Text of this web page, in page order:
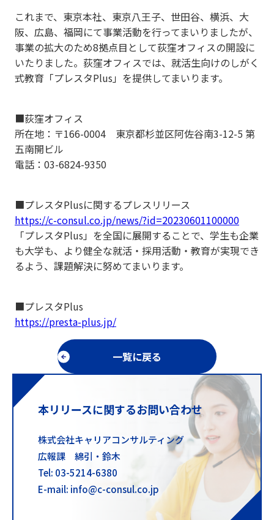
これまで、東京本社、東京八王子、世田谷、横浜、大
阪、広島、福岡にて事業活動を行ってまいりましたが、
事業の拡大のため8拠点目として荻窪オフィスの開設に
いたりました。荻窪オフィスでは、就活生向けのしがく
式教育「プレスタPlus」を提供してまいります。
■荻窪オフィス
所在地：〒166-0004 東京都杉並区阿佐谷南3-12-5 第
五南開ビル
電話：03-6824-9350
■プレスタPlusに関するプレスリリース
https://c-consul.co.jp/news/?id=20230601100000
「プレスタPlus」を全国に展開することで、学生も企業
も大学も、より健全な就活・採用活動・教育が実現でき
るよう、課題解決に努めてまいります。
■プレスタPlus
https://presta-plus.jp/
一覧に戻る
本リリースに関するお問い合わせ
株式会社キャリアコンサルティング
広報課 綿引・鈴木
Tel: 03-5214-6380
E-mail: info@c-consul.co.jp